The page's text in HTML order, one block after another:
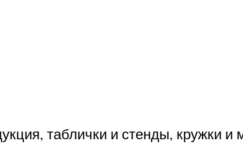
таблички и стенды, кружки